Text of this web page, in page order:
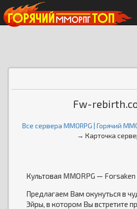
Fw-
Все сервера MMORPG | Горячий
→ Карточка
Культовая MMORPG —
Предлагаем Вам окунуться в
Эйры, в котором Вы встретите